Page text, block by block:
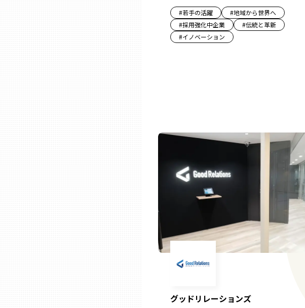
#若手の活躍 #地域から世界へ
#採用強化中企業 #伝統と革新
#イノベーション
グッドリレーションズ